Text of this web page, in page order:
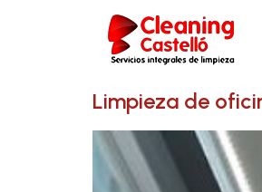
Limpieza de